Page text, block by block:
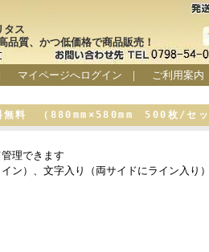
タス
品質、かつ低価格で商品販売！
マイページへログイン ｜ ご利用案内
無料 （880mm×580mm 500枚/セ
理できます
ン）、文字入り（両サイドにライン入り